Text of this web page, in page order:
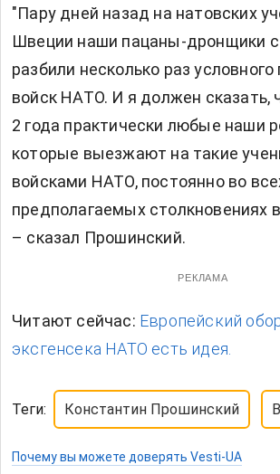
"Пару дней назад на натовских
Швеции наши пацаны-дронщики с
разбили несколько раз
войск НАТО. И я должен сказать,
2 года практически любые наши
которые выезжают на такие
войсками НАТО, постоянно во
предполагаемых столкновениях
– сказал Прошинский.
РЕКЛАМА
Читают сейчас: Европейский
эксгенсека НАТО есть идея.
Теги: Константин Прошинский
Почему вы можете доверять Vesti-UA